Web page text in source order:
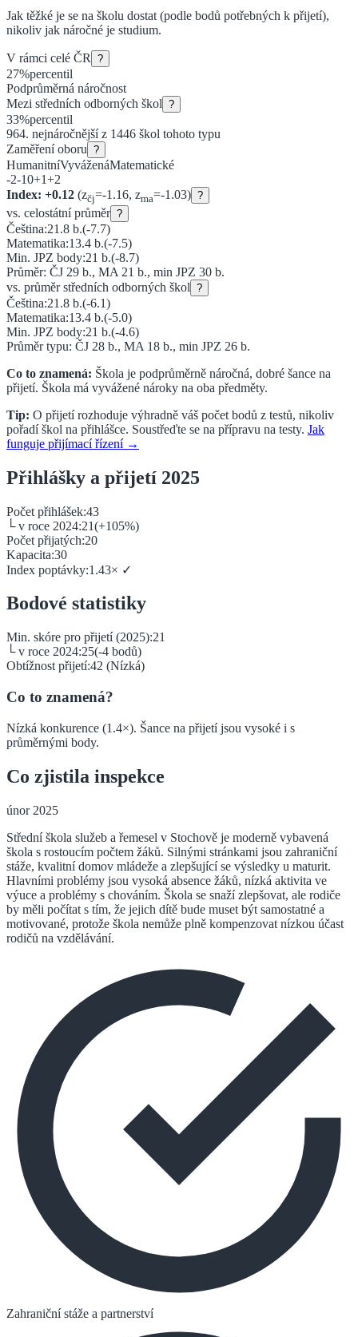
Jak těžké je se na školu dostat (podle bodů potřebných k přijetí),
nikoliv jak náročné je studium.
V rámci celé ČR ?
27%percentil
Podprůměrná náročnost
Mezi středních odborných škol ?
33%percentil
964. nejnáročnější z 1446 škol tohoto typu
Zaměření oboru ?
HumanitníVyváženáMatematické
-2-10+1+2
Index: +0.12 (zčj=-1.16, zma=-1.03) ?
vs. celostátní průměr ?
Čeština:21.8 b.(-7.7)
Matematika:13.4 b.(-7.5)
Min. JPZ body:21 b.(-8.7)
Průměr: ČJ 29 b., MA 21 b., min JPZ 30 b.
vs. průměrstředních odborných škol ?
Čeština:21.8 b.(-6.1)
Matematika:13.4 b.(-5.0)
Min. JPZ body:21 b.(-4.6)
Průměr typu: ČJ 28 b., MA 18 b., min JPZ 26 b.
Co to znamená: Škola je podprůměrně náročná, dobré šance na
přijetí. Škola má vyvážené nároky na oba předměty.
Tip: O přijetí rozhoduje výhradně váš počet bodů z testů, nikoliv
pořadí škol na přihlášce. Soustřeďte se na přípravu na testy. Jak
funguje přijímací řízení →
Přihlášky a přijetí 2025
Počet přihlášek:43
└ v roce 2024:21(+105%)
Počet přijatých:20
Kapacita:30
Index poptávky:1.43× ✓
Bodové statistiky
Min. skóre pro přijetí (2025):21
└ v roce 2024:25(-4 bodů)
Obtížnost přijetí:42 (Nízká)
Co to znamená?
Nízká konkurence (1.4×). Šance na přijetí jsou vysoké i s
průměrnými body.
Co zjistila inspekce
únor 2025
Střední škola služeb a řemesel v Stochově je moderně vybavená
škola s rostoucím počtem žáků. Silnými stránkami jsou zahraniční
stáže, kvalitní domov mládeže a zlepšující se výsledky u maturit.
Hlavními problémy jsou vysoká absence žáků, nízká aktivita ve
výuce a problémy s chováním. Škola se snaží zlepšovat, ale rodiče
by měli počítat s tím, že jejich dítě bude muset být samostatné a
motivované, protože škola nemůže plně kompenzovat nízkou účast
rodičů na vzdělávání.
Zahraniční stáže a partnerství